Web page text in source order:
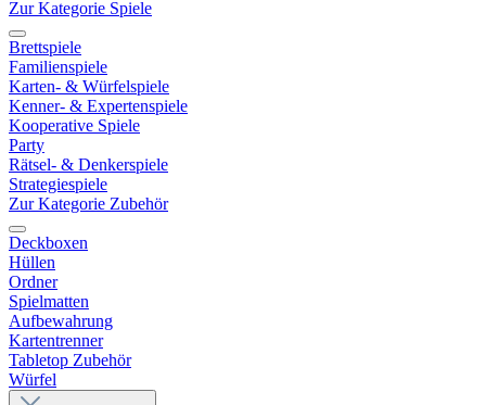
Zur Kategorie Spiele
Brettspiele
Familienspiele
Karten- & Würfelspiele
Kenner- & Expertenspiele
Kooperative Spiele
Party
Rätsel- & Denkerspiele
Strategiespiele
Zur Kategorie Zubehör
Deckboxen
Hüllen
Ordner
Spielmatten
Aufbewahrung
Kartentrenner
Tabletop Zubehör
Würfel